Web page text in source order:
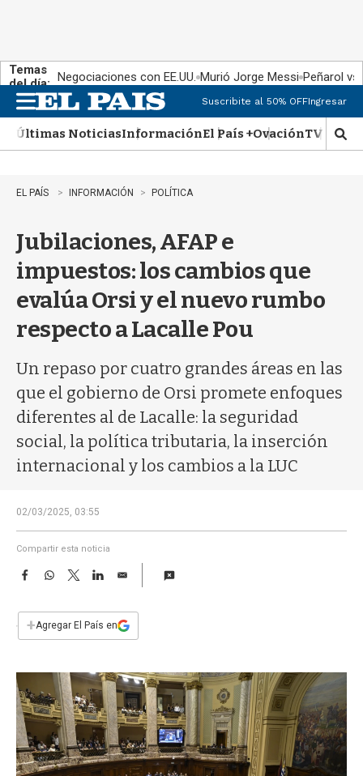
Temas
del día: Negociaciones con EE.UU. Murió Jorge Messi Peñarol
n
u
Suscribite al 50% OFFIngresar
Últimas NoticiasInformaciónEl País +OvaciónTV Show
M
o
a
EL PAÍS INFORMACIÓN POLÍTICA
Jubilaciones, AFAP e
impuestos: los cambios que
evalúa Orsi y el nuevo rumbo
respecto a Lacalle Pou
Un repaso por cuatro grandes áreas en las
que el gobierno de Orsi promete enfoques
diferentes al de Lacalle: la seguridad
social, la política tributaria, la inserción
internacional y los cambios a la LUC
02/03/2025, 03:55
Compartir esta noticia
F
e
b
W
s
p
T
w
t
L
n
E
i
l
+Agregar El País en